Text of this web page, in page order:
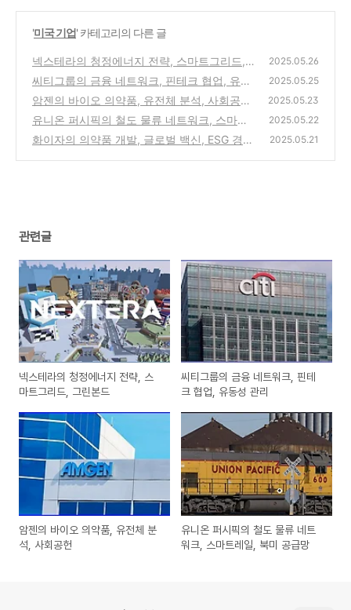
'미국 기업' 카테고리의 다른 글
넥스테라의 청정에너지 전략, 스마트그리드,
그린본드
(2)
2025.05.26
씨티그룹의 금융 네트워크, 핀테크 협업, 유동
성 관리
(0)
2025.05.25
암젠의 바이오 의약품, 유전체 분석, 사회공헌
(0)
2025.05.23
유니온 퍼시픽의 철도 물류 네트워크, 스마트
레일, 북미 공급망
(0)
2025.05.22
화이자의 의약품 개발, 글로벌 백신, ESG 경영 2025.05.21
관련글
넥스테라의 청정에너지 전략, 스
마트그리드, 그린본드
씨티그룹의 금융 네트워크, 핀테
크 협업, 유동성 관리
암젠의 바이오 의약품, 유전체 분
석, 사회공헌
유니온 퍼시픽의 철도 물류 네트
워크, 스마트레일, 북미 공급망